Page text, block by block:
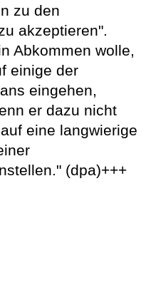
zu den
akzeptieren".
Abkommen wolle,
einige der
eingehen,
er dazu nicht
eine langwierige
(dpa)+++